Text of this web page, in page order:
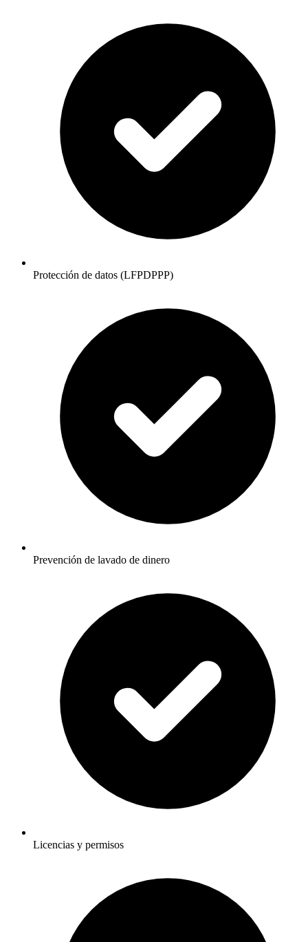
Protección de datos (LFPDPPP)
Prevención de lavado de dinero
Licencias y permisos